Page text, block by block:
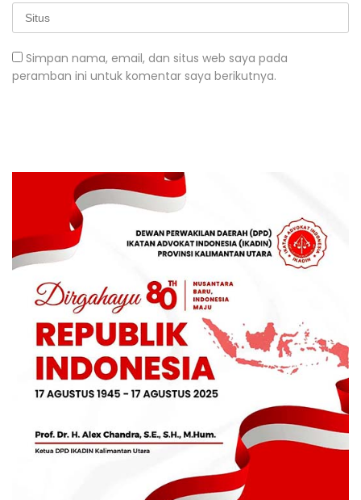
Simpan nama, email, dan situs web saya pada
peramban ini untuk komentar saya berikutnya.